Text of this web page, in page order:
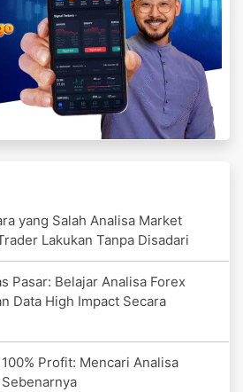
yang Salah Analisa Market
Lakukan Tanpa Disadari
Pasar: Belajar Analisa Forex
Data High Impact Secara
Profit: Mencari Analisa